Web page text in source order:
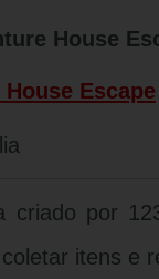
House
Escape
criado por
itens e